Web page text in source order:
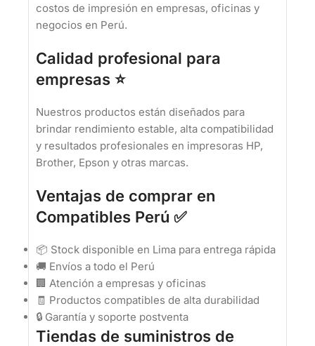
costos de impresión en empresas, oficinas y
negocios en Perú.
Calidad profesional para
empresas ⭐
Nuestros productos están diseñados para
brindar rendimiento estable, alta compatibilidad
y resultados profesionales en impresoras HP,
Brother, Epson y otras marcas.
Ventajas de comprar en
Compatibles Perú ✅
📦 Stock disponible en Lima para entrega rápida
🚚 Envíos a todo el Perú
🏢 Atención a empresas y oficinas
🧾 Productos compatibles de alta durabilidad
🔒 Garantía y soporte postventa
Tiendas de suministros de